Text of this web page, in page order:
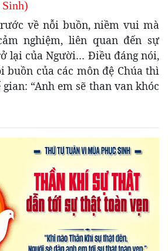
Sinh)
về nỗi buồn, niềm vui mà
nghiệm, liên quan đến sự
lại của Người… Điều đáng nói,
buồn của các môn đệ Chúa thì
“Anh em sẽ than van khóc